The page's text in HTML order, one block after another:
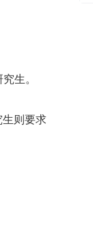
生。
生则要求